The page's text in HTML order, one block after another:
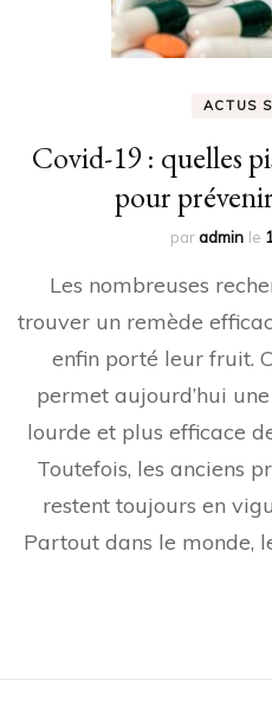
ACTUS
Covid-19 : quelles
pour
paradmin le
Les nombreuses
trouver un remède
enfin porté leur fruit.
permet aujourd’hui
lourde et plus efficace
Toutefois, les anciens
restent toujours en
Partout dans le monde,